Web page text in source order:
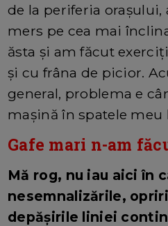
de la periferia orașului,
mers pe cea mai
ăsta și am făcut
și cu frâna de picior.
general, problema e
mașină în spatele meu
Gafe mari n-am
Mă rog, nu iau aici în
nesemnalizările,
depășirile liniei